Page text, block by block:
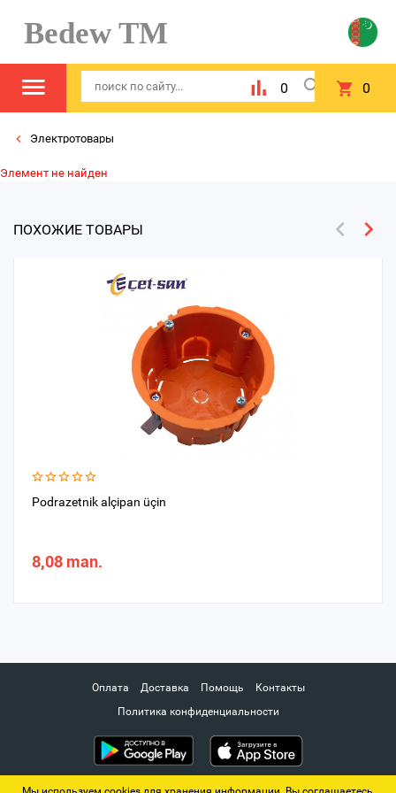
Bedew TM
0 0
Электротовары
Элемент не найден
ПОХОЖИЕ ТОВАРЫ
Podrazetnik alçipan üçin
8,08 man.
Оплата Доставка Помощь
Контакты
Политика конфиденциальности